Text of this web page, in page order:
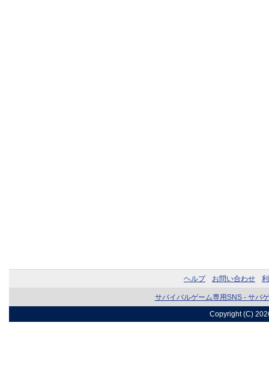
ヘルプ お問い合わせ
サバイバルゲーム専用SNS - サバ
Copyright (C)